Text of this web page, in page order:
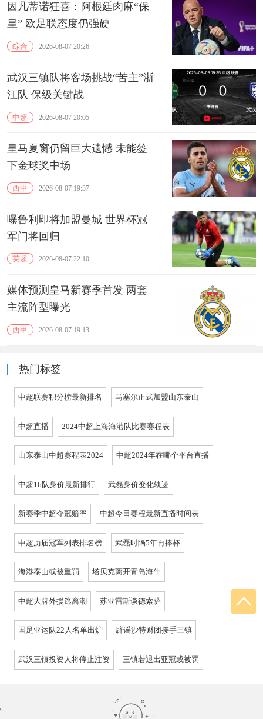
因凡蒂诺狂喜：阿根廷肉麻“保
皇” 欧足联态度仍强硬
综合 2026-08-07 20:26
武汉三镇队将客场挑战“苦主”浙
江队 保级关键战
中超 2026-08-07 20:05
皇马夏窗仍留巨大遗憾 未能签
下金球奖中场
西甲 2026-08-07 19:37
曝鲁利即将加盟曼城 世界杯冠
军门将回归
英超 2026-08-07 22:10
媒体预测皇马新赛季首发 两套
主流阵型曝光
西甲 2026-08-07 19:13
热门标签
中超联赛积分榜最新排名 马塞尔正式加盟山东泰山
中超直播 2024中超上海海港队比赛赛程表
山东泰山中超赛程表2024 中超2024年在哪个平台直播
中超16队身价最新排行 武磊身价变化轨迹
新赛季中超夺冠赔率 中超今日赛程最新直播时间表
中超历届冠军列表排名榜 武磊时隔5年再捧杯
海港泰山或被重罚 塔贝克离开青岛海牛
中超大牌外援逃离潮 苏亚雷斯谈德索萨
国足亚运队22人名单出炉 辟谣沙特财团接手三镇
武汉三镇投资人将停止注资 三镇若退出亚冠或被罚